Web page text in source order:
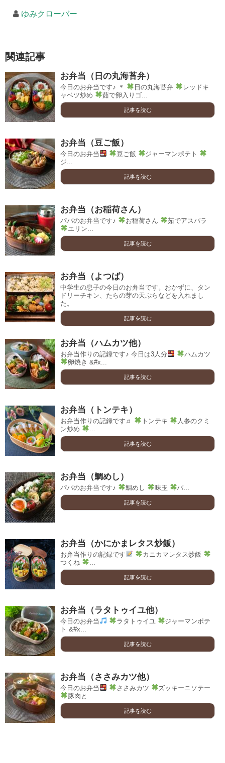
ゆみクローバー
関連記事
お弁当（日の丸海苔弁）
今日のお弁当です♪ ＊ 日の丸海苔弁
レッドキ
ャベツ炒め
茹で卵入りゴ...
記事を読む
お弁当（豆ご飯）
今日のお弁当 豆ご飯
ジャーマンポテト
ジ...
記事を読む
お弁当（お稲荷さん）
パパのお弁当です♪ お稲荷さん
茹でアスパラ
エリン...
記事を読む
お弁当（よつば）
中学生の息子の今日のお弁当です。おかずに、タン
ドリーチキン、たらの芽の天ぷらなどを入れまし
た。
記事を読む
お弁当（ハムカツ他）
お弁当作りの記録です♪ 今日は3人分
ハムカツ
卵焼き &#x...
記事を読む
お弁当（トンテキ）
お弁当作りの記録です♬ トンテキ
人参のクミ
ン炒め
...
記事を読む
お弁当（鯛めし）
パパのお弁当です♪ 鯛めし 味玉 パ...
記事を読む
お弁当（かにかまレタス炒飯）
お弁当作りの記録です
カニカマレタス炒飯
つくね
...
記事を読む
お弁当（ラタトゥイユ他）
今日のお弁当 ラタトゥイユ
ジャーマンポテ
ト &#x...
記事を読む
お弁当（ささみカツ他）
今日のお弁当 ささみカツ
ズッキーニソテー
豚肉と...
記事を読む